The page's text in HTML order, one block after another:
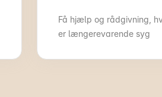
Få hjælp og rådgivning,
er længerevarende syg